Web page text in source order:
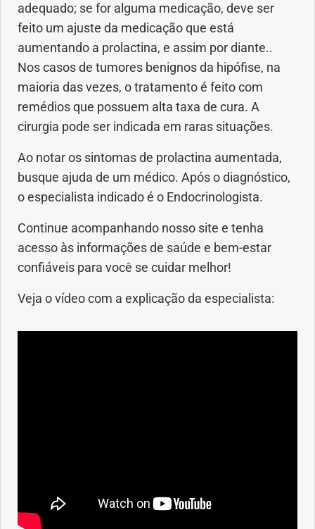
adequado; se for alguma medicação, deve ser
feito um ajuste da medicação que está
aumentando a prolactina, e assim por diante..
Nos casos de tumores benignos da hipófise, na
maioria das vezes, o tratamento é feito com
remédios que possuem alta taxa de cura. A
cirurgia pode ser indicada em raras situações.
Ao notar os sintomas de prolactina aumentada,
busque ajuda de um médico. Após o diagnóstico,
o especialista indicado é o Endocrinologista.
Continue acompanhando nosso site e tenha
acesso às informações de saúde e bem-estar
confiáveis para você se cuidar melhor!
Veja o vídeo com a explicação da especialista: